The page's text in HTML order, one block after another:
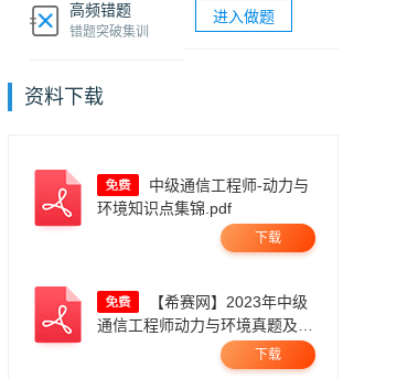
高频错题
错题突破集训
进入做题
资料下载
环境知识点集锦.pdf
下载
通信工程师动力与环境真题及答
下载